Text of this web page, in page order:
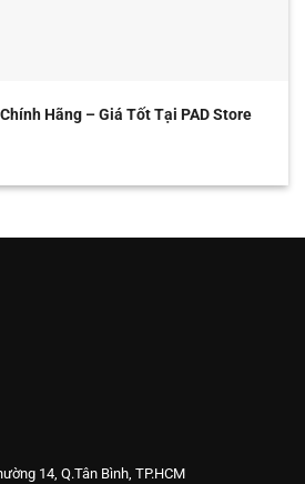
Hãng – Giá Tốt Tại PAD Store
14, Q.Tân Bình, TP.HCM